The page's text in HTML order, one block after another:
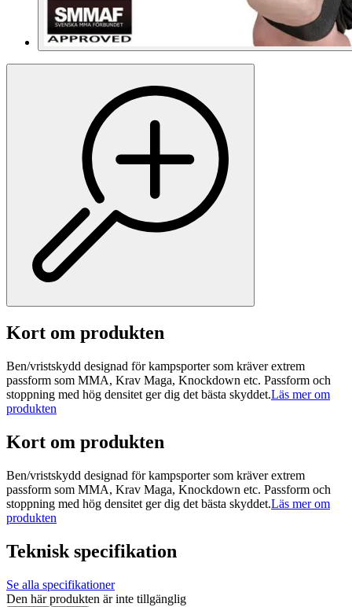
Kort om produkten
Ben/vristskydd designad för kampsporter som kräver extrem
passform som MMA, Krav Maga, Knockdown etc. Passform och
stoppning med hög densitet ger dig det bästa skyddet.Läs mer om
produkten
Kort om produkten
Ben/vristskydd designad för kampsporter som kräver extrem
passform som MMA, Krav Maga, Knockdown etc. Passform och
stoppning med hög densitet ger dig det bästa skyddet.Läs mer om
produkten
Teknisk specifikation
Se alla specifikationer
Den här produkten är inte tillgänglig